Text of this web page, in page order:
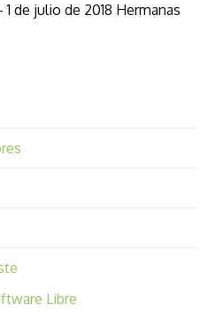
de julio de 2018 Hermanas
Libre